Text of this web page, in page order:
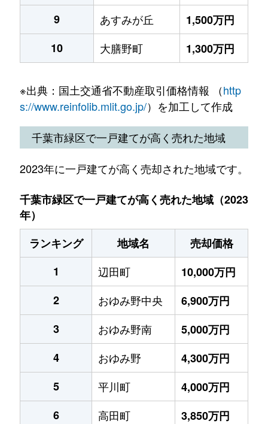
9
あすみが丘
1,500万円
10
大膳野町 1,300万円
※出典：国土交通省不動産取引価格情報 （http
s://www.reinfolib.mlit.go.jp/）を加工して作成
千葉市緑区で一戸建てが高く売れた地域
2023年に一戸建てが高く売却された地域です。
千葉市緑区で一戸建てが高く売れた地域（2023
年）
ランキング
地域名
売却価格
1
辺田町
10,000万円
2
おゆみ野中央
6,900万円
3
おゆみ野南
5,000万円
4
おゆみ野
4,300万円
5
平川町
4,000万円
6
高田町
3,850万円